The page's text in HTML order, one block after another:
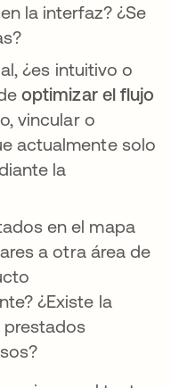
en la interfaz? ¿Se
¿es intuitivo o
optimizar el flujo
vincular o
actualmente solo
la
en el mapa
a otra área de
¿Existe la